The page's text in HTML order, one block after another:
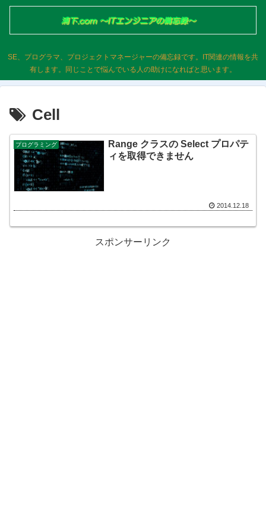
SE、プログラマ、プロジェクトマネージャーの備忘録です。IT関連の情報を共
有します。同じことで悩んでいる人の助けになればと思います。
Cell
プログラミング
Range クラスの Select プロパテ
ィを取得できません
2014.12.18
スポンサーリンク